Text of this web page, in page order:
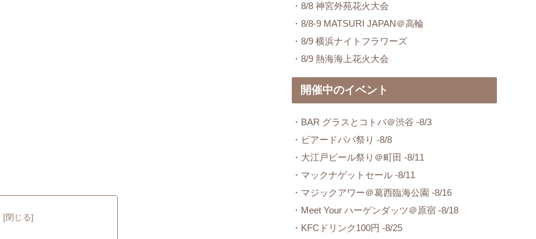
・8/8 神宮外苑花火大会
・8/8-9 MATSURI JAPAN＠高輪
・8/9 横浜ナイトフラワーズ
・8/9 熱海海上花火大会
開催中のイベント
・BAR グラスとコトバ＠渋谷 -8/3
・ビアードパパ祭り -8/8
・大江戸ビール祭り＠町田 -8/11
・マックナゲットセール -8/11
・マジックアワー＠葛西臨海公園 -8/16
・Meet Your ハーゲンダッツ＠原宿 -8/18
・KFCドリンク100円 -8/25